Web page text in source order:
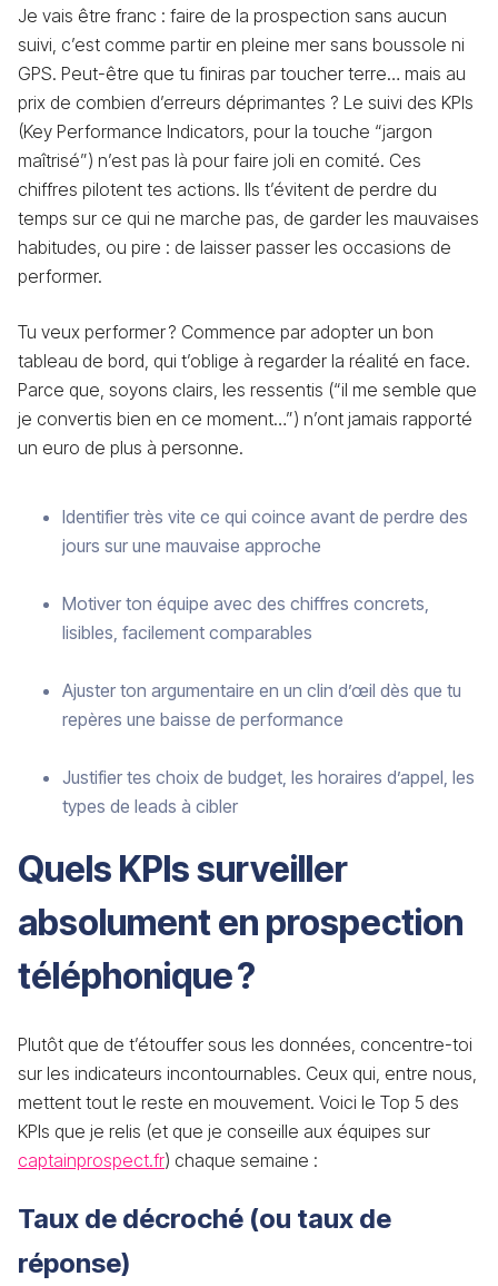
Je vais être franc : faire de la prospection sans aucun
suivi, c’est comme partir en pleine mer sans boussole ni
GPS. Peut-être que tu finiras par toucher terre… mais au
prix de combien d’erreurs déprimantes ? Le suivi des KPIs
(Key Performance Indicators, pour la touche “jargon
maîtrisé”) n’est pas là pour faire joli en comité. Ces
chiffres pilotent tes actions. Ils t’évitent de perdre du
temps sur ce qui ne marche pas, de garder les mauvaises
habitudes, ou pire : de laisser passer les occasions de
performer.
Tu veux performer ? Commence par adopter un bon
tableau de bord, qui t’oblige à regarder la réalité en face.
Parce que, soyons clairs, les ressentis (“il me semble que
je convertis bien en ce moment…”) n’ont jamais rapporté
un euro de plus à personne.
Identifier très vite ce qui coince avant de perdre des
jours sur une mauvaise approche
Motiver ton équipe avec des chiffres concrets,
lisibles, facilement comparables
Ajuster ton argumentaire en un clin d’œil dès que tu
repères une baisse de performance
Justifier tes choix de budget, les horaires d’appel, les
types de leads à cibler
Quels KPIs surveiller
absolument en prospection
téléphonique ?
Plutôt que de t’étouffer sous les données, concentre-toi
sur les indicateurs incontournables. Ceux qui, entre nous,
mettent tout le reste en mouvement. Voici le Top 5 des
KPIs que je relis (et que je conseille aux équipes sur
captainprospect.fr) chaque semaine :
Taux de décroché (ou taux de
réponse)